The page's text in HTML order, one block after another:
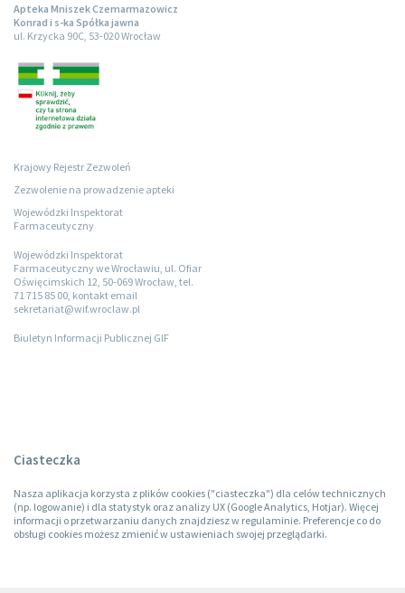
Apteka Mniszek Czemarmazowicz
Konrad i s-ka Spółka jawna
ul. Krzycka 90C, 53-020 Wrocław
Krajowy Rejestr Zezwoleń
Zezwolenie na prowadzenie apteki
Wojewódzki Inspektorat
Farmaceutyczny
Wojewódzki Inspektorat
Farmaceutyczny we Wrocławiu, ul. Ofiar
Oświęcimskich 12, 50-069 Wrocław, tel.
71 715 85 00, kontakt email
sekretariat@wif.wroclaw.pl
Biuletyn Informacji Publicznej GIF
Ciasteczka
Nasza aplikacja korzysta z plików cookies ("ciasteczka") dla celów technicznych
(np. logowanie) i dla statystyk oraz analizy UX (Google Analytics, Hotjar). Więcej
informacji o przetwarzaniu danych znajdziesz w regulaminie. Preferencje co do
obsługi cookies możesz zmienić w ustawieniach swojej przeglądarki.